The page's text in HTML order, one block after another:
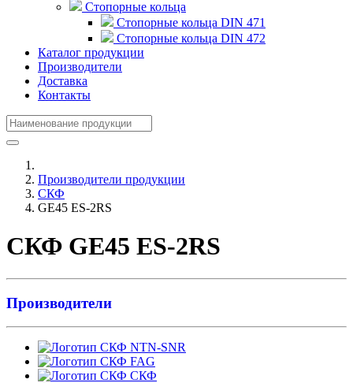
Стопорные кольца
Стопорные кольца DIN 471
Стопорные кольца DIN 472
Каталог продукции
Производители
Доставка
Контакты
Производители продукции
СКФ
GE45 ES-2RS
СКФ GE45 ES-2RS
Производители
NTN-SNR
FAG
СКФ